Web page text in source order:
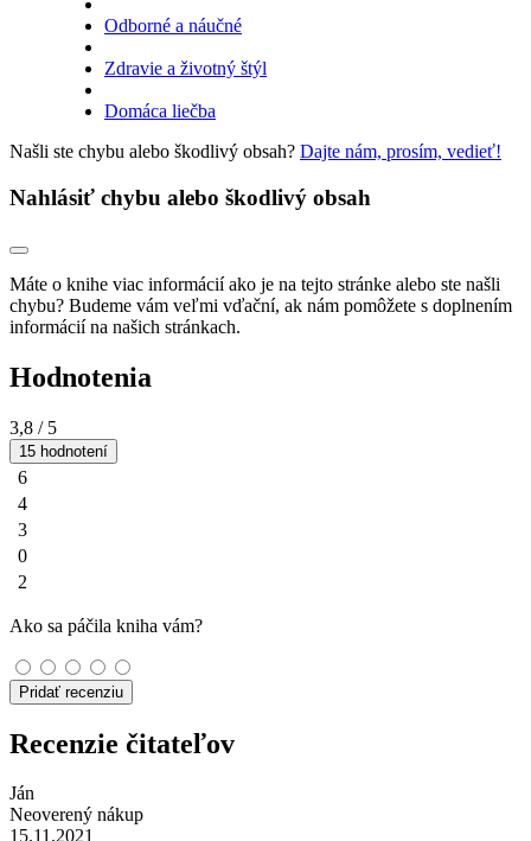
Odborné a náučné
Zdravie a životný štýl
Domáca liečba
Našli ste chybu alebo škodlivý obsah? Dajte nám, prosím, vedieť!
Nahlásiť chybu alebo škodlivý obsah
Máte o knihe viac informácií ako je na tejto stránke alebo ste našli
chybu? Budeme vám veľmi vďační, ak nám pomôžete s doplnením
informácií na našich stránkach.
Hodnotenia
3,8 / 5
15 hodnotení
6
4
3
0
2
Ako sa páčila kniha vám?
Pridať recenziu
Recenzie čitateľov
Ján
Neoverený nákup
15.11.2021